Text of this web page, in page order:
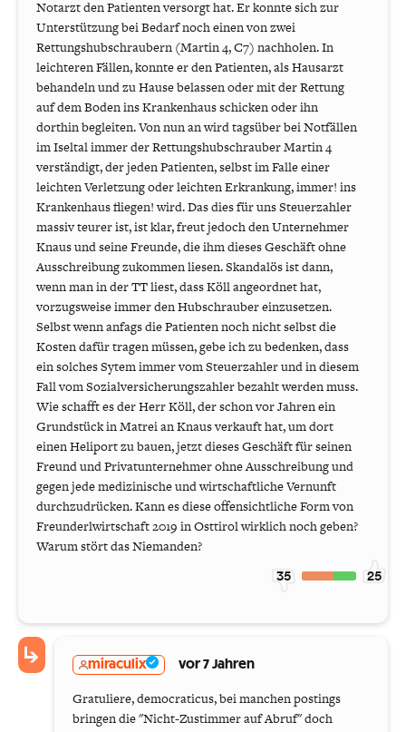
Notarzt den Patienten versorgt hat. Er konnte sich zur
Unterstützung bei Bedarf noch einen von zwei
Rettungshubschraubern (Martin 4, C7) nachholen. In
leichteren Fällen, konnte er den Patienten, als Hausarzt
behandeln und zu Hause belassen oder mit der Rettung
auf dem Boden ins Krankenhaus schicken oder ihn
dorthin begleiten. Von nun an wird tagsüber bei Notfällen
im Iseltal immer der Rettungshubschrauber Martin 4
verständigt, der jeden Patienten, selbst im Falle einer
leichten Verletzung oder leichten Erkrankung, immer! ins
Krankenhaus fliegen! wird. Das dies für uns Steuerzahler
massiv teurer ist, ist klar, freut jedoch den Unternehmer
Knaus und seine Freunde, die ihm dieses Geschäft ohne
Ausschreibung zukommen liesen. Skandalös ist dann,
wenn man in der TT liest, dass Köll angeordnet hat,
vorzugsweise immer den Hubschrauber einzusetzen.
Selbst wenn anfags die Patienten noch nicht selbst die
Kosten dafür tragen müssen, gebe ich zu bedenken, dass
ein solches Sytem immer vom Steuerzahler und in diesem
Fall vom Sozialversicherungszahler bezahlt werden muss.
Wie schafft es der Herr Köll, der schon vor Jahren ein
Grundstück in Matrei an Knaus verkauft hat, um dort
einen Heliport zu bauen, jetzt dieses Geschäft für seinen
Freund und Privatunternehmer ohne Ausschreibung und
gegen jede medizinische und wirtschaftliche Vernunft
durchzudrücken. Kann es diese offensichtliche Form von
Freunderlwirtschaft 2019 in Osttirol wirklich noch geben?
Warum stört das Niemanden?
35 25
miraculix vor 7 Jahren
Gratuliere, democraticus, bei manchen postings
bringen die "Nicht-Zustimmer auf Abruf" doch